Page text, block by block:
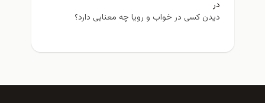
در
دیدن کسی در خواب و رویا چه معنایی دارد؟